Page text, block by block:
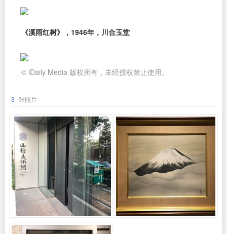
《溪雨红树》，1946年，川合玉堂
© iDaily Media 版权所有，未经授权禁止使用。
3 张照片